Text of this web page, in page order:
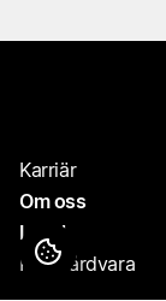
Karriär
Om oss
Legal
Köp hårdvara